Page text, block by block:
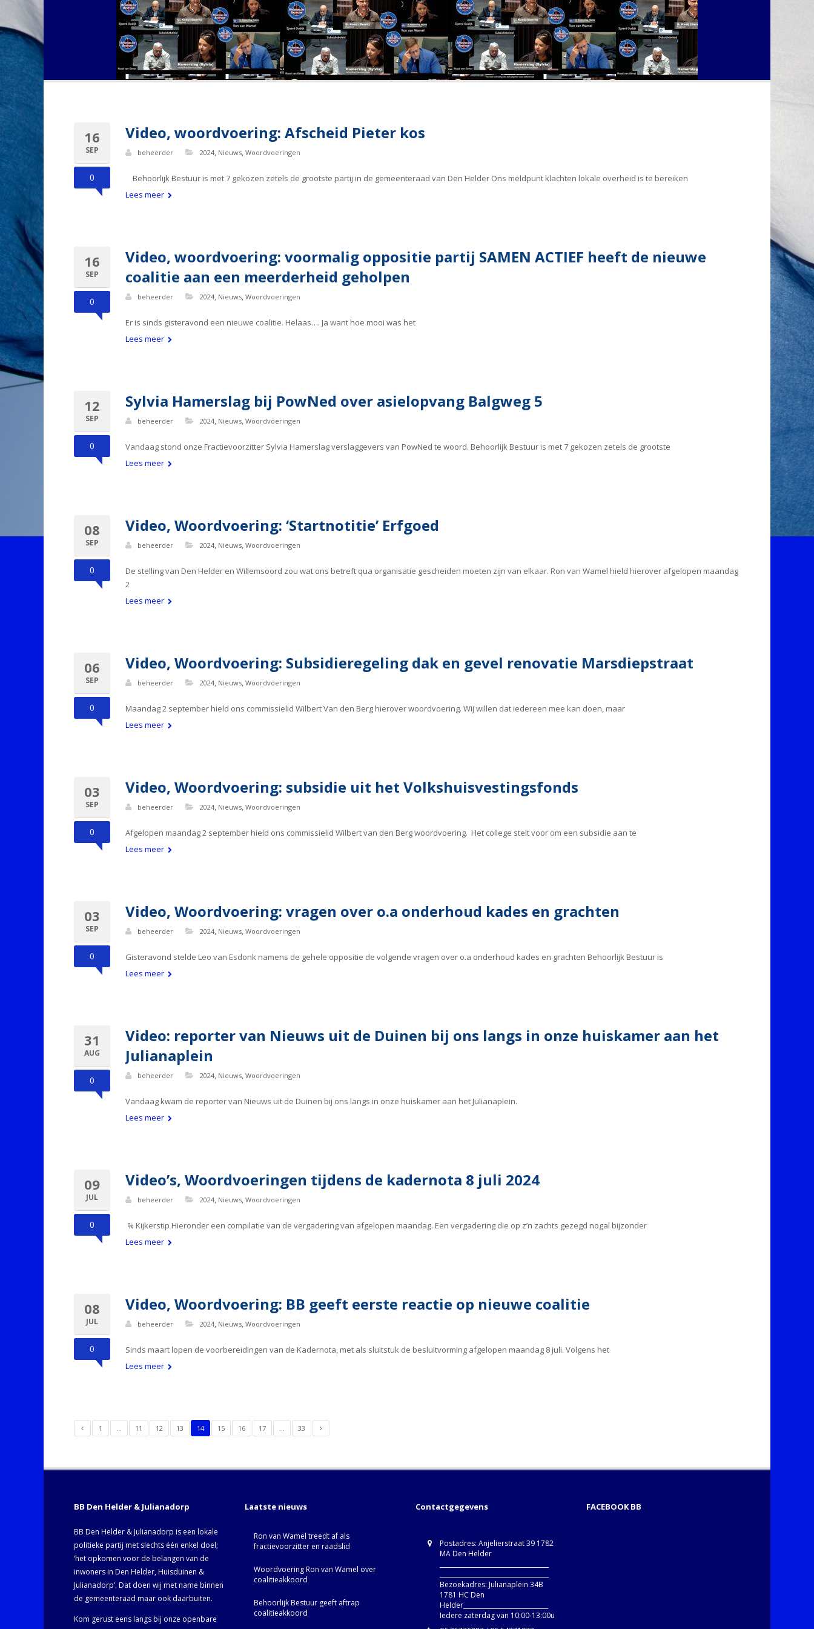
16
SEP
0
Video, woordvoering: Afscheid Pieter kos
beheerder 2024, Nieuws, Woordvoeringen
Behoorlijk Bestuur is met 7 gekozen zetels de grootste partij in de gemeenteraad van Den Helder Ons meldpunt klachten lokale overheid is te bereiken
Lees meer
16
SEP
0
Video, woordvoering: voormalig oppositie partij SAMEN ACTIEF heeft de nieuwe
coalitie aan een meerderheid geholpen
beheerder 2024, Nieuws, Woordvoeringen
Er is sinds gisteravond een nieuwe coalitie. Helaas…. Ja want hoe mooi was het
Lees meer
12
SEP
0
Sylvia Hamerslag bij PowNed over asielopvang Balgweg 5
beheerder 2024, Nieuws, Woordvoeringen
Vandaag stond onze Fractievoorzitter Sylvia Hamerslag verslaggevers van PowNed te woord. Behoorlijk Bestuur is met 7 gekozen zetels de grootste
Lees meer
08
SEP
0
Video, Woordvoering: ‘Startnotitie’ Erfgoed
beheerder 2024, Nieuws, Woordvoeringen
De stelling van Den Helder en Willemsoord zou wat ons betreft qua organisatie gescheiden moeten zijn van elkaar. Ron van Wamel hield hierover afgelopen maandag
2
Lees meer
06
SEP
0
Video, Woordvoering: Subsidieregeling dak en gevel renovatie Marsdiepstraat
beheerder 2024, Nieuws, Woordvoeringen
Maandag 2 september hield ons commissielid Wilbert Van den Berg hierover woordvoering. Wij willen dat iedereen mee kan doen, maar
Lees meer
03
SEP
0
Video, Woordvoering: subsidie uit het Volkshuisvestingsfonds
beheerder 2024, Nieuws, Woordvoeringen
Afgelopen maandag 2 september hield ons commissielid Wilbert van den Berg woordvoering. Het college stelt voor om een subsidie aan te
Lees meer
03
SEP
0
Video, Woordvoering: vragen over o.a onderhoud kades en grachten
beheerder 2024, Nieuws, Woordvoeringen
Gisteravond stelde Leo van Esdonk namens de gehele oppositie de volgende vragen over o.a onderhoud kades en grachten Behoorlijk Bestuur is
Lees meer
31
AUG
0
Video: reporter van Nieuws uit de Duinen bij ons langs in onze huiskamer aan het
Julianaplein
beheerder 2024, Nieuws, Woordvoeringen
Vandaag kwam de reporter van Nieuws uit de Duinen bij ons langs in onze huiskamer aan het Julianaplein.
Lees meer
09
JUL
0
Video’s, Woordvoeringen tijdens de kadernota 8 juli 2024
beheerder 2024, Nieuws, Woordvoeringen
% Kijkerstip Hieronder een compilatie van de vergadering van afgelopen maandag. Een vergadering die op z’n zachts gezegd nogal bijzonder
Lees meer
08
JUL
0
Video, Woordvoering: BB geeft eerste reactie op nieuwe coalitie
beheerder 2024, Nieuws, Woordvoeringen
Sinds maart lopen de voorbereidingen van de Kadernota, met als sluitstuk de besluitvorming afgelopen maandag 8 juli. Volgens het
Lees meer
1 … 11 12 13 14 15 16 17 … 33
BB Den Helder & Julianadorp
BB Den Helder & Julianadorp is een lokale
politieke partij met slechts één enkel doel;
‘het opkomen voor de belangen van de
inwoners in Den Helder, Huisduinen &
Julianadorp‘. Dat doen wij met name binnen
de gemeenteraad maar ook daarbuiten.
Kom gerust eens langs bij onze openbare
Laatste nieuws
Ron van Wamel treedt af als
fractievoorzitter en raadslid
Woordvoering Ron van Wamel over
coalitieakkoord
Behoorlijk Bestuur geeft aftrap
coalitieakkoord
Contactgegevens
Postadres: Anjelierstraat 39 1782
MA Den Helder
Bezoekadres: Julianaplein 34B
1781 HC Den
Helder____________________________
Iedere zaterdag van 10:00-13:00u
FACEBOOK BB